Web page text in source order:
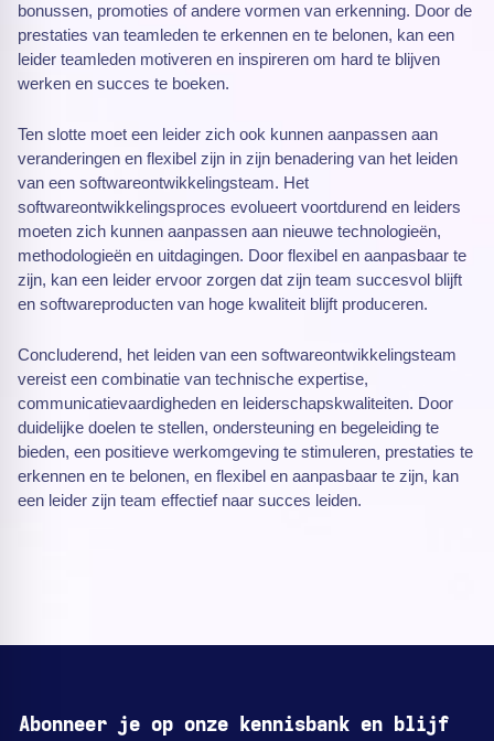
bonussen, promoties of andere vormen van erkenning. Door de
prestaties van teamleden te erkennen en te belonen, kan een
leider teamleden motiveren en inspireren om hard te blijven
werken en succes te boeken.
Ten slotte moet een leider zich ook kunnen aanpassen aan
veranderingen en flexibel zijn in zijn benadering van het leiden
van een softwareontwikkelingsteam. Het
softwareontwikkelingsproces evolueert voortdurend en leiders
moeten zich kunnen aanpassen aan nieuwe technologieën,
methodologieën en uitdagingen. Door flexibel en aanpasbaar te
zijn, kan een leider ervoor zorgen dat zijn team succesvol blijft
en softwareproducten van hoge kwaliteit blijft produceren.
Concluderend, het leiden van een softwareontwikkelingsteam
vereist een combinatie van technische expertise,
communicatievaardigheden en leiderschapskwaliteiten. Door
duidelijke doelen te stellen, ondersteuning en begeleiding te
bieden, een positieve werkomgeving te stimuleren, prestaties te
erkennen en te belonen, en flexibel en aanpasbaar te zijn, kan
een leider zijn team effectief naar succes leiden.
Abonneer je op onze kennisbank en blijf